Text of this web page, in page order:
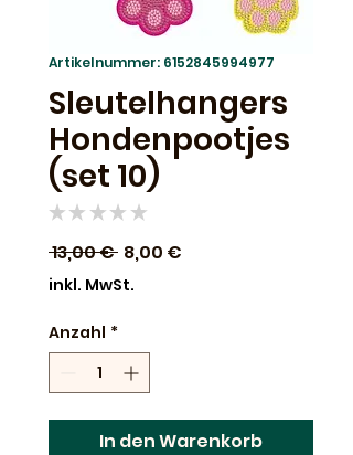
Artikelnummer: 6152845994977
Sleutelhangers
Hondenpootjes
(set 10)
★ ★ ★ ★ ★
13,00 € Standardpreis
8,00 €
inkl. MwSt.
Anzahl *
In den Warenkorb